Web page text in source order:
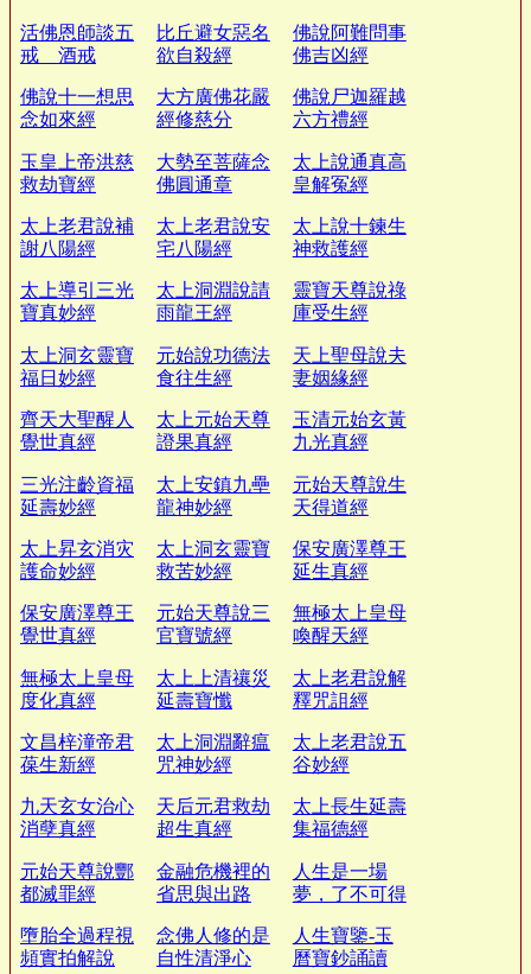
活佛恩師談五
戒 酒戒
比丘避女惡名
欲自殺經
佛說阿難問事
佛吉凶經
佛說十一想思
念如來經
大方廣佛花嚴
經修慈分
佛說尸迦羅越
六方禮經
玉皇上帝洪慈
救劫寶經
大勢至菩薩念
佛圓通章
太上說通真高
皇解冤經
太上老君說補
謝八陽經
太上老君說安
宅八陽經
太上說十鍊生
神救護經
太上導引三光
寶真妙經
太上洞淵說請
雨龍王經
靈寶天尊說祿
庫受生經
太上洞玄靈寶
福日妙經
元始說功德法
食往生經
天上聖母說夫
妻姻緣經
齊天大聖醒人
覺世真經
太上元始天尊
證果真經
玉清元始玄黃
九光真經
三光注齡資福
延壽妙經
太上安鎮九壘
龍神妙經
元始天尊說生
天得道經
太上昇玄消灾
護命妙經
太上洞玄靈寶
救苦妙經
保安廣澤尊王
延生真經
保安廣澤尊王
覺世真經
元始天尊說三
官寶號經
無極太上皇母
喚醒天經
無極太上皇母
度化真經
太上上清禳災
延壽寶懺
太上老君說解
釋咒詛經
文昌梓潼帝君
葆生新經
太上洞淵辭瘟
咒神妙經
太上老君說五
谷妙經
九天玄女治心
消孽真經
天后元君救劫
超生真經
太上長生延壽
集福德經
元始天尊說酆
都滅罪經
金融危機裡的
省思與出路
人生是一場
夢，了不可得
墮胎全過程視
頻實拍解說
念佛人修的是
自性清淨心
人生寶鑒-玉
曆寶鈔誦讀